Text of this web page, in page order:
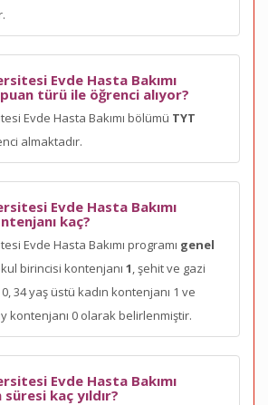
Evde Hasta Bakımı
türü ile öğrenci alıyor?
Evde Hasta Bakımı bölümü TYT
almaktadır.
Evde Hasta Bakımı
kaç?
Evde Hasta Bakımı programı genel
birincisi kontenjanı 1, şehit ve gazi
34 yaş üstü kadın kontenjanı 1 ve
kontenjanı 0 olarak belirlenmiştir.
Evde Hasta Bakımı
kaç yıldır?